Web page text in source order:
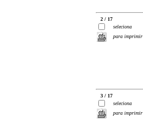
2 / 17
seleciona
para imprimir
3 / 17
seleciona
para imprimir